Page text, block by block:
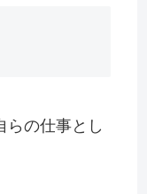
らの仕事とし